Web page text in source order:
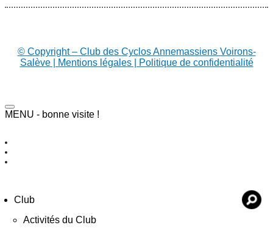
© Copyright – Club des Cyclos Annemassiens Voirons-
Salève | Mentions légales | Politique de confidentialité
MENU - bonne visite !
Club
Activités du Club